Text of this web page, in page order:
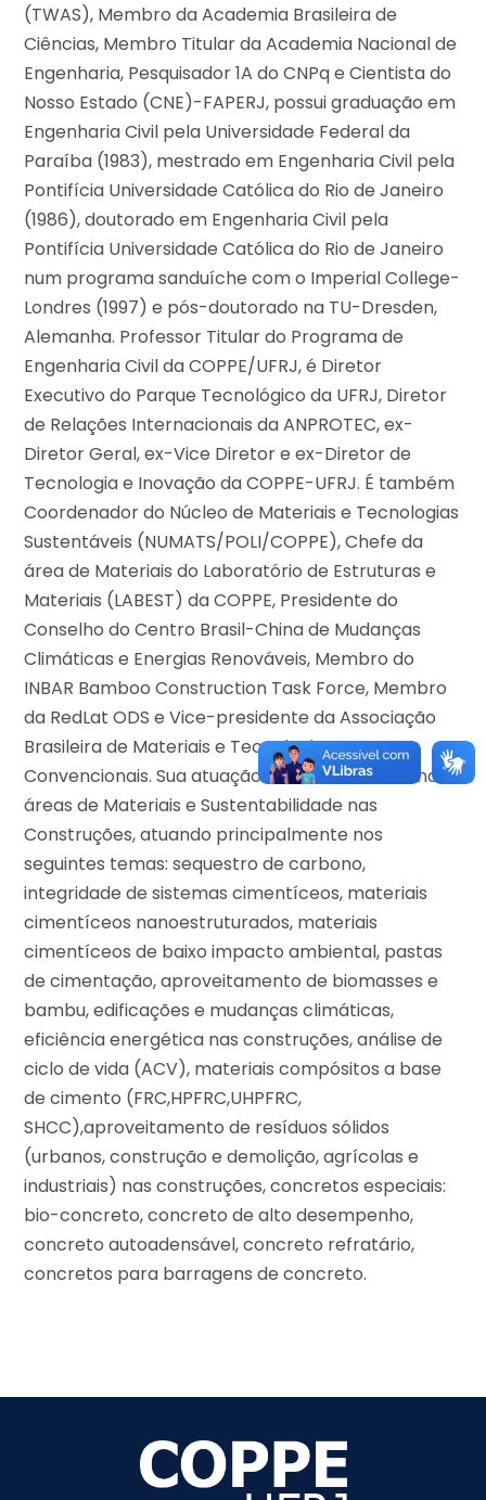
(TWAS), Membro da Academia Brasileira de
Ciências, Membro Titular da Academia Nacional de
Engenharia, Pesquisador 1A do CNPq e Cientista do
Nosso Estado (CNE)-FAPERJ, possui graduação em
Engenharia Civil pela Universidade Federal da
Paraíba (1983), mestrado em Engenharia Civil pela
Pontifícia Universidade Católica do Rio de Janeiro
(1986), doutorado em Engenharia Civil pela
Pontifícia Universidade Católica do Rio de Janeiro
num programa sanduíche com o Imperial College-
Londres (1997) e pós-doutorado na TU-Dresden,
Alemanha. Professor Titular do Programa de
Engenharia Civil da COPPE/UFRJ, é Diretor
Executivo do Parque Tecnológico da UFRJ, Diretor
de Relações Internacionais da ANPROTEC, ex-
Diretor Geral, ex-Vice Diretor e ex-Diretor de
Tecnologia e Inovação da COPPE-UFRJ. É também
Coordenador do Núcleo de Materiais e Tecnologias
Sustentáveis (NUMATS/POLI/COPPE), Chefe da
área de Materiais do Laboratório de Estruturas e
Materiais (LABEST) da COPPE, Presidente do
Conselho do Centro Brasil-China de Mudanças
Climáticas e Energias Renováveis, Membro do
INBAR Bamboo Construction Task Force, Membro
da RedLat ODS e Vice-presidente da Associação
Brasileira de Materiais e Tecnologias não
Convencionais. Sua atuação acadêmica se dá nas
áreas de Materiais e Sustentabilidade nas
Construções, atuando principalmente nos
seguintes temas: sequestro de carbono,
integridade de sistemas cimentíceos, materiais
cimentíceos nanoestruturados, materiais
cimentíceos de baixo impacto ambiental, pastas
de cimentação, aproveitamento de biomasses e
bambu, edificações e mudanças climáticas,
eficiência energética nas construções, análise de
ciclo de vida (ACV), materiais compósitos a base
de cimento (FRC,HPFRC,UHPFRC,
SHCC),aproveitamento de resíduos sólidos
(urbanos, construção e demolição, agrícolas e
industriais) nas construções, concretos especiais:
bio-concreto, concreto de alto desempenho,
concreto autoadensável, concreto refratário,
concretos para barragens de concreto.